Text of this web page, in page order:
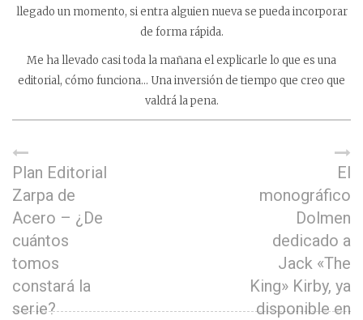
llegado un momento, si entra alguien nueva se pueda incorporar
de forma rápida.
Me ha llevado casi toda la mañana el explicarle lo que es una
editorial, cómo funciona… Una inversión de tiempo que creo que
valdrá la pena.
Plan Editorial
Zarpa de
Acero – ¿De
cuántos
tomos
constará la
serie?
El
monográfico
Dolmen
dedicado a
Jack «The
King» Kirby, ya
disponible en